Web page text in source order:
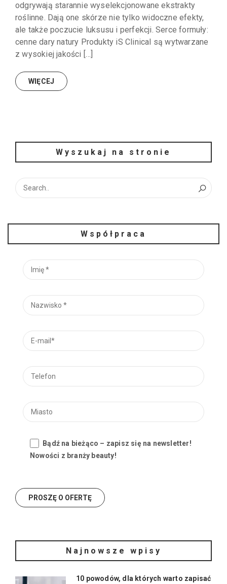
odgrywają starannie wyselekcjonowane ekstrakty
roślinne. Dają one skórze nie tylko widoczne efekty,
ale także poczucie luksusu i perfekcji. Serce formuły:
cenne dary natury Produkty iS Clinical są wytwarzane
z wysokiej jakości […]
WIĘCEJ
Wyszukaj na stronie
Współpraca
Bądź na bieżąco – zapisz się na newsletter!
Nowości z branży beauty!
Najnowsze wpisy
10 powodów, dla których warto zapisać